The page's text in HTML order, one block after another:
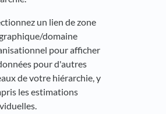
un lien de zone
domaine
pour afficher
pour d'autres
de votre hiérarchie, y
les estimations